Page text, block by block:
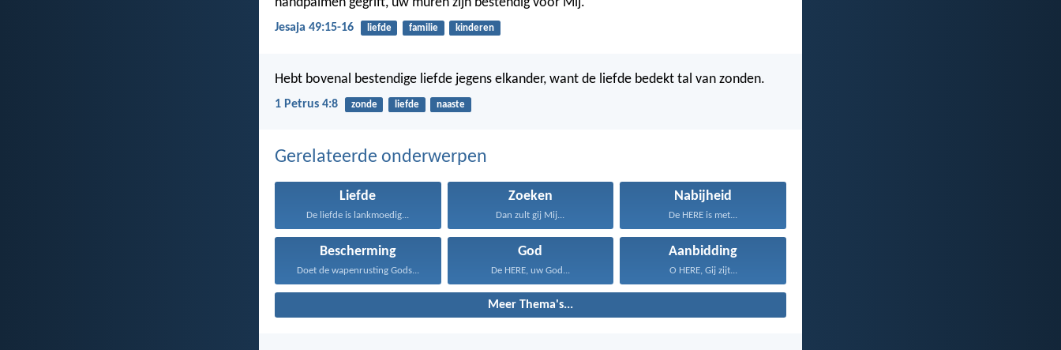
handpalmen gegrift, uw muren zijn bestendig vóór Mij.
Jesaja 49:15-16 liefde familie kinderen
Hebt bovenal bestendige liefde jegens elkander, want de liefde bedekt tal van zonden.
1 Petrus 4:8 zonde liefde naaste
Gerelateerde onderwerpen
Liefde
De liefde is lankmoedig...
Zoeken
Dan zult gij Mij...
Nabijheid
De HERE is met...
Bescherming
Doet de wapenrusting Gods...
God
De HERE, uw God...
Aanbidding
O HERE, Gij zijt...
Meer Thema's...